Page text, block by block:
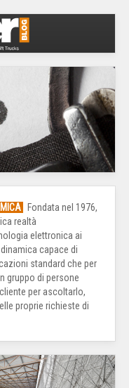
Fondata nel 1976,
realtà
elettronica ai
capace di
standard che per
gruppo di persone
per ascoltarlo,
proprie richieste di